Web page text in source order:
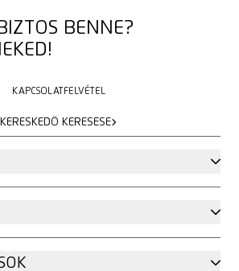
BENNE?
KAPCSOLATFELVÉTEL
KERESKEDŐ KERESÉSE